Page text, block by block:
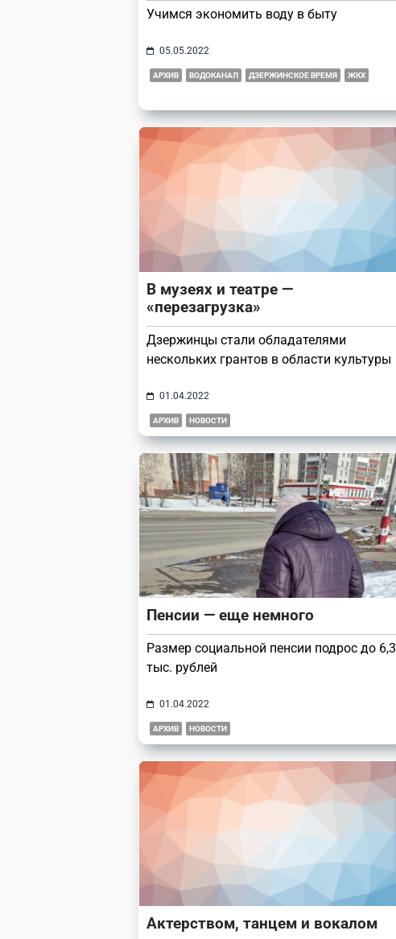
Учимся экономить воду в быту
05.05.2022
АРХИВ ВОДОКАНАЛ ДЗЕРЖИНСКОЕ ВРЕМЯ ЖКХ
В музеях и театре —
«перезагрузка»
Дзержинцы стали обладателями
нескольких грантов в области культуры
01.04.2022
АРХИВ НОВОСТИ
Пенсии — еще немного
Размер социальной пенсии подрос до 6,3
тыс. рублей
01.04.2022
АРХИВ НОВОСТИ
Актерством, танцем и вокалом